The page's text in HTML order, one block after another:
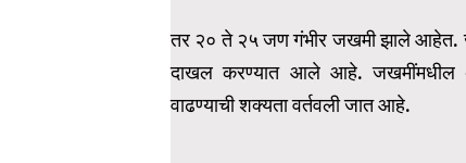
तर २० ते २५ जण गंभीर जखमी झाले आहेत.
दाखल करण्यात आले आहे. जखमींमधील
वाढण्याची शक्यता वर्तवली जात आहे.